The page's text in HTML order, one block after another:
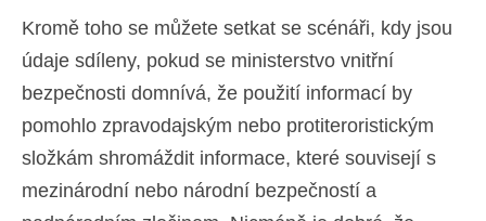
Kromě toho se můžete setkat se scénáři, kdy jsou
údaje sdíleny, pokud se ministerstvo vnitřní
bezpečnosti domnívá, že použití informací by
pomohlo zpravodajským nebo protiteroristickým
složkám shromáždit informace, které souvisejí s
mezinárodní nebo národní bezpečností a